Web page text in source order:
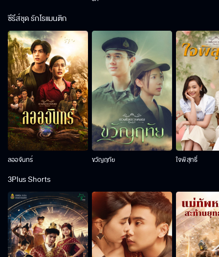
ซีรีส์ชุด รักโรแมนติก
ลออจันทร์ ขวัญฤทัย ใจพิสุทธิ์
3Plus Shorts